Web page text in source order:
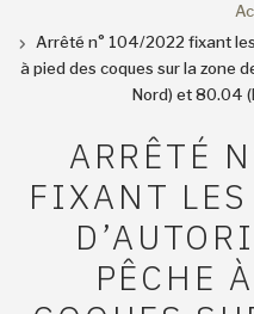
Arrêté n° 104/2022 fixant
à pied des coques sur la zone
Nord) et 80.04
ARRÊTÉ
FIXANT
PÊCHE